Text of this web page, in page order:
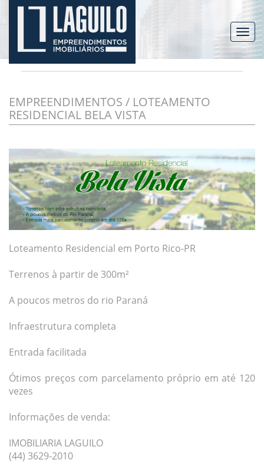
EMPREENDIMENTOS / LOTEAMENTO
RESIDENCIAL BELA VISTA
Loteamento Residencial em Porto Rico-PR
Terrenos à partir de 300m²
A poucos metros do rio Paraná
Infraestrutura completa
Entrada facilitada
Ótimos preços com parcelamento próprio em até 120
vezes
Informações de venda:
IMOBILIARIA LAGUILO
(44) 3629-2010